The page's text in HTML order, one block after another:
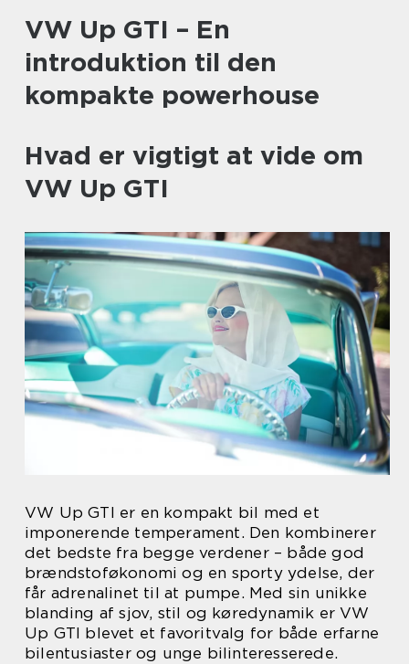
VW Up GTI – En
introduktion til den
kompakte powerhouse
Hvad er vigtigt at vide om
VW Up GTI
VW Up GTI er en kompakt bil med et
imponerende temperament. Den kombinerer
det bedste fra begge verdener – både god
brændstoføkonomi og en sporty ydelse, der
får adrenalinet til at pumpe. Med sin unikke
blanding af sjov, stil og køredynamik er VW
Up GTI blevet et favoritvalg for både erfarne
bilentusiaster og unge bilinteresserede.